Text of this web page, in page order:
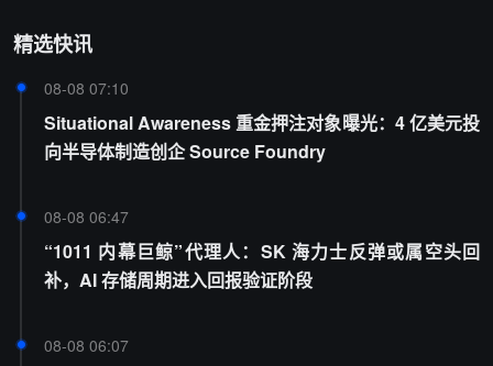
精选快讯
08-08 07:10
Situational Awareness 重金押注对象曝光：4 亿美元投
向半导体制造创企 Source Foundry
08-08 06:47
“1011 内幕巨鲸”代理人：SK 海力士反弹或属空头回
补，AI 存储周期进入回报验证阶段
08-08 06:07